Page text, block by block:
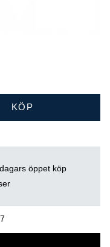
KÖP
öppet köp